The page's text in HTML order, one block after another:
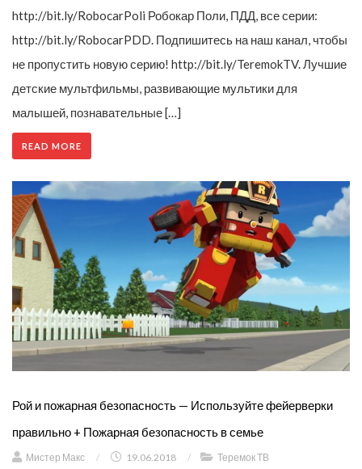
http://bit.ly/RobocarPoli Робокар Поли, ПДД, все серии:
http://bit.ly/RobocarPDD. Подпишитесь на наш канал, чтобы
не пропустить новую серию! http://bit.ly/TeremokTV. Лучшие
детские мультфильмы, развивающие мультики для
малышей, познавательные […]
READ MORE
Рой и пожарная безопасность — Используйте фейерверки
правильно + Пожарная безопасность в семье
Мистер Макс / 19.06.2018 / Теремок ТВ